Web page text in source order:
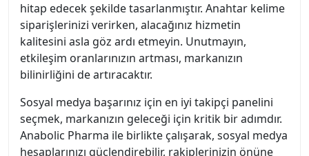
hitap edecek şekilde tasarlanmıştır. Anahtar kelime
siparişlerinizi verirken, alacağınız hizmetin
kalitesini asla göz ardı etmeyin. Unutmayın,
etkileşim oranlarınızın artması, markanızın
bilinirliğini de artıracaktır.
Sosyal medya başarınız için en iyi takipçi panelini
seçmek, markanızın geleceği için kritik bir adımdır.
Anabolic Pharma ile birlikte çalışarak, sosyal medya
hesaplarınızı güçlendirebilir, rakiplerinizin önüne